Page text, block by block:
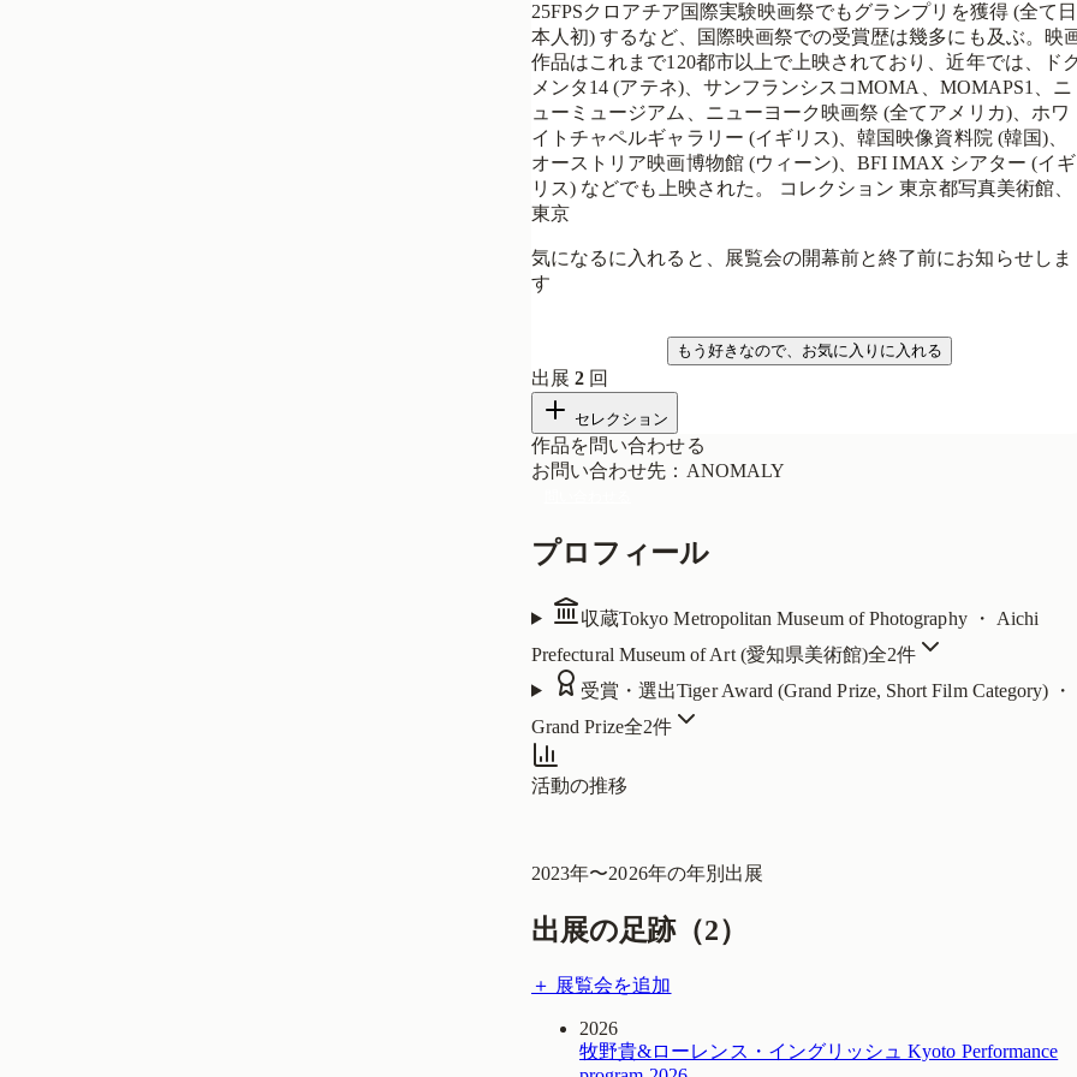
25FPSクロアチア国際実験映画祭でもグランプリを獲得 (全て日
本人初) するなど、国際映画祭での受賞歴は幾多にも及ぶ。映
作品はこれまで120都市以上で上映されており、近年では、ドク
メンタ14 (アテネ)、サンフランシスコMOMA、MOMAPS1、ニ
ューミュージアム、ニューヨーク映画祭 (全てアメリカ)、ホワ
イトチャペルギャラリー (イギリス)、韓国映像資料院 (韓国)、
オーストリア映画博物館 (ウィーン)、BFI IMAX シアター (イギ
リス) などでも上映された。 コレクション 東京都写真美術館、
東京
気になるに入れると、展覧会の開幕前と終了前にお知らせしま
す
もう好きなので、お気に入りに入れる
出展2 回
セレクション
作品を問い合わせる
お問い合わせ先 ： ANOMALY
プロフィール
収蔵Tokyo Metropolitan Museum of Photography ・ Aichi
Prefectural Museum of Art (愛知県美術館)全2件
受賞・選出Tiger Award (Grand Prize, Short Film Category) ・
Grand Prize全2件
活動の推移
2023年〜2026年の年別出展
出展の足跡（2）
＋ 展覧会を追加
2026
牧野貴&ローレンス・イングリッシュ Kyoto Performance